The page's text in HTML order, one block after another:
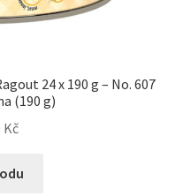
24 x 190 g – No. 607
(190 g)
Kč